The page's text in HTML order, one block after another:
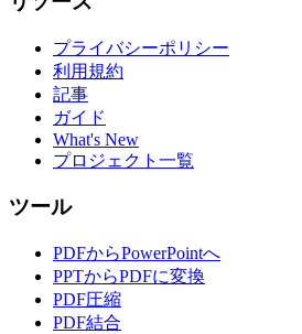
プライバシーポリシー
利用規約
記事
ガイド
What's New
プロジェクト一覧
ツール
PDFからPowerPointへ
PPTからPDFに変換
PDF圧縮
PDF結合